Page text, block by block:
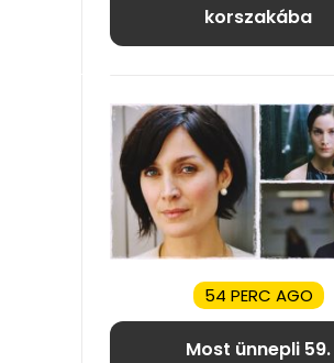
korszakába
54 PERC AGO
Most ünnepli 59.